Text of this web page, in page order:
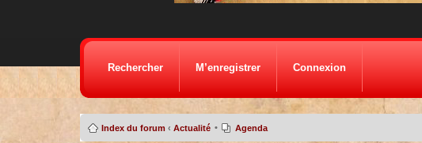
Rechercher M’enregistrer Connexion
Index du forum ‹ Actualité • Agenda